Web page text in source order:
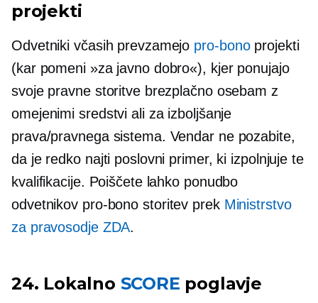
projekti
Odvetniki včasih prevzamejo pro-bonoprojekti
(kar pomeni »za javno dobro«), kjer ponujajo
svoje pravne storitve brezplačno osebam z
omejenimi sredstvi ali za izboljšanje
prava/pravnega sistema. Vendar ne pozabite,
da je redko najti poslovni primer, ki izpolnjuje te
kvalifikacije. Poiščete lahko ponudbo
odvetnikov pro-bono storitev prek Ministrstvo
za pravosodje ZDA.
24. Lokalno SCORE poglavje